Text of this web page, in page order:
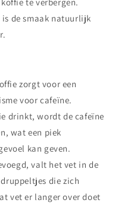
de smaak natuurlijk
zorgt voor een
voor cafeïne.
drinkt, wordt de cafeïne
wat een piek
kan geven.
valt het vet in de
die zich
vet er langer over doet